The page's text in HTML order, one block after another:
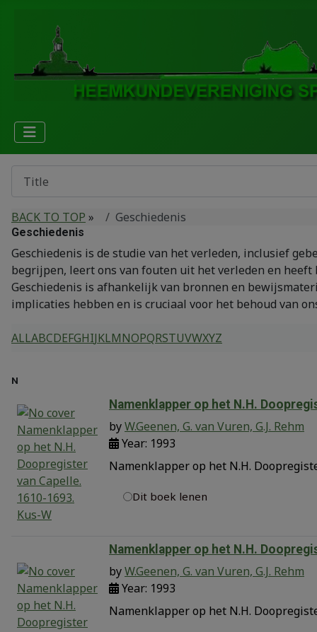
BACK TO TOP » Geschiedenis
Geschiedenis
Geschiedenis is de studie van het verleden, inclusief
begrijpen, leert ons van fouten uit het verleden en
Geschiedenis is afhankelijk van bronnen en
implicaties hebben en is cruciaal voor het behoud van
ALLABCDEFGHIJKLMNOPQRSTUVWXYZ
N
Namenklapper op het N.H.
byW.Geenen, G. van Vuren, G.J. Rehm
Year: 1993
Namenklapper op het N.H.
Dit boek lenen
Namenklapper op het N.H.
byW.Geenen, G. van Vuren, G.J. Rehm
Year: 1993
Namenklapper op het N.H.